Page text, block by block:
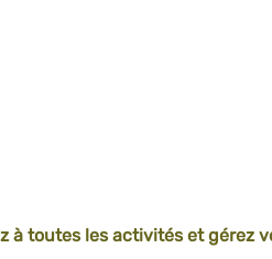
à toutes les activités et gérez